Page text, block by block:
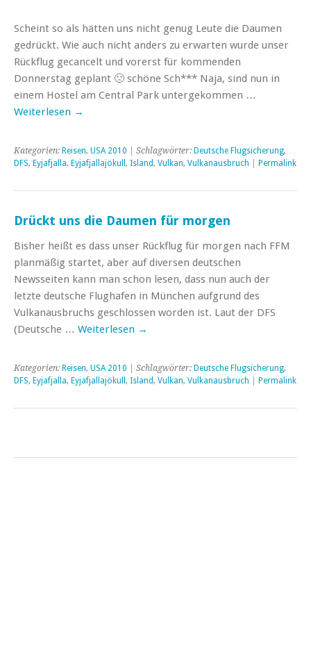
Scheint so als hätten uns nicht genug Leute die Daumen
gedrückt. Wie auch nicht anders zu erwarten wurde unser
Rückflug gecancelt und vorerst für kommenden
Donnerstag geplant 🙁 schöne Sch*** Naja, sind nun in
einem Hostel am Central Park untergekommen …
Weiterlesen →
Kategorien: Reisen, USA 2010 | Schlagwörter: Deutsche Flugsicherung,
DFS, Eyjafjalla, Eyjafjallajökull , Island, Vulkan, Vulkanausbruch Permalink
Drückt uns die Daumen für morgen
Bisher heißt es dass unser Rückflug für morgen nach FFM
planmäßig startet, aber auf diversen deutschen
Newsseiten kann man schon lesen, dass nun auch der
letzte deutsche Flughafen in München aufgrund des
Vulkanausbruchs geschlossen worden ist. Laut der DFS
(Deutsche … Weiterlesen →
Kategorien: Reisen, USA 2010 | Schlagwörter: Deutsche Flugsicherung,
DFS, Eyjafjalla, Eyjafjallajökull , Island, Vulkan, Vulkanausbruch Permalink